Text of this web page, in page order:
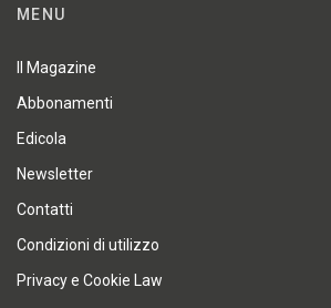
MENU
Il Magazine
Abbonamenti
Edicola
Newsletter
Contatti
Condizioni di utilizzo
Privacy e Cookie Law